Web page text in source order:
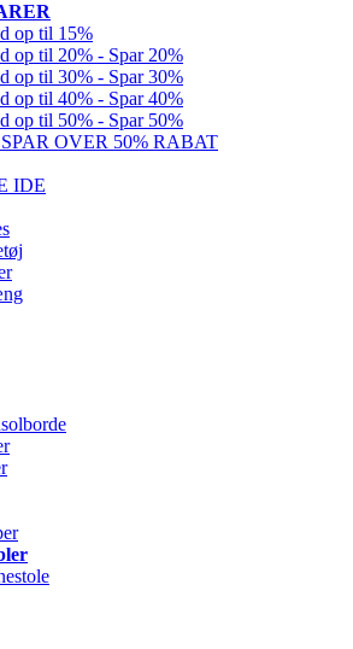
op til 15%
op til 20% - Spar 20%
op til 30% - Spar 30%
op til 40% - Spar 40%
op til 50% - Spar 50%
OVER 50% RABAT
IDE